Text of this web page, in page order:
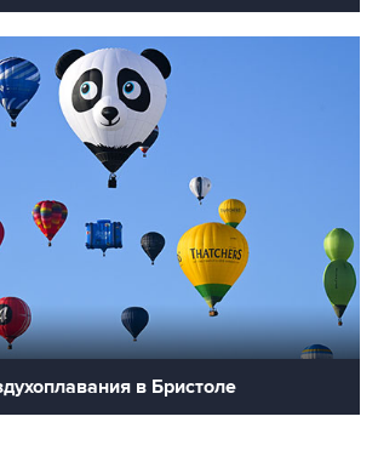
в Бристоле